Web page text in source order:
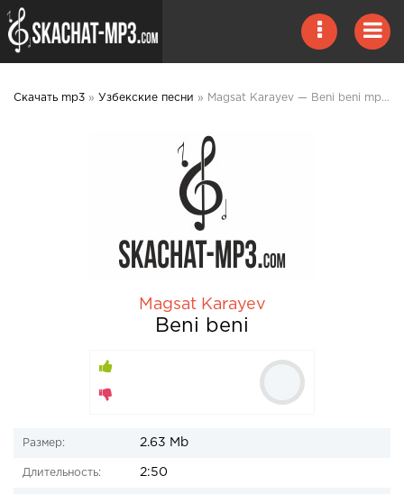
Скачать mp3 » Узбекские песни » Magsat Karayev — Beni beni mp3 скачать
Magsat Karayev
Beni beni
Размер: 2.63 Mb
Длительность: 2:50